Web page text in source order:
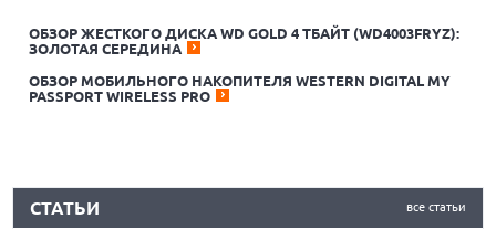
ОБЗОР ЖЕСТКОГО ДИСКА WD GOLD 4 ТБАЙТ (WD4003FRYZ):
ЗОЛОТАЯ СЕРЕДИНА
ОБЗОР МОБИЛЬНОГО НАКОПИТЕЛЯ WESTERN DIGITAL MY
PASSPORT WIRELESS PRO
все статьи
СТАТЬИ
ЛУЧШИЕ АВТОНОМНЫЕ ГАЗОНОКОСИЛКИ В 2026 ГОДУ
ЛУЧШИЕ ВИДЕОРЕГИСТРАТОРЫ В 2026 ГОДУ
ЛУЧШИЕ ВИДЕОРЕГИСТРАТОРЫ В 2026 ГОДУ